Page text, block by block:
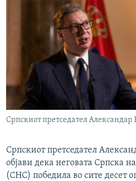
Српскиот претседател Александар
Српскиот претседател
објави дека неговата Српска
(СНС) победила во сите десет